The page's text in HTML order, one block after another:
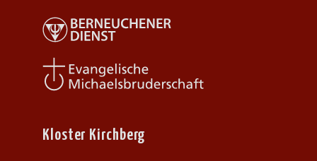
Kloster Kirchberg